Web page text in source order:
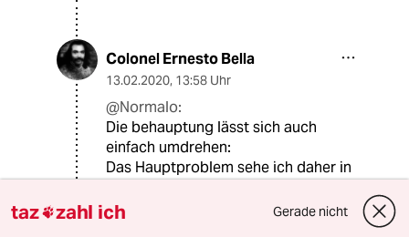
Colonel Ernesto Bella
13.02.2020, 13:58 Uhr
@Normalo:
Die behauptung lässt sich auch
einfach umdrehen:
Das Hauptproblem sehe ich daher in
demokratischen Rechten 2016
taz zahl ich Gerade nicht